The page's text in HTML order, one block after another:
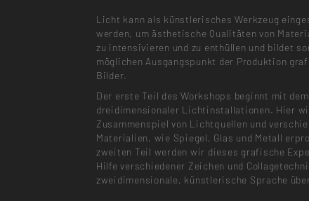
Licht kann als künstlerisches Werkzeug
werden, um ästhetische Qualitäten von
zu intensivieren und zu enthüllen und bildet
möglichen Ausgangspunkt der Produktion
Bilder.
Der erste Teil des Workshops beginnt mit
dreidimensionaler Lichtinstallationen. Hier
Zusammenspiel von Lichtquellen und
Materialien, wie Spiegel, Glas und Metall
zweiten Teil werden wir dieses grafische
Hilfe verschiedener Zeichen und
zweidimensionale, künstlerische Sprache